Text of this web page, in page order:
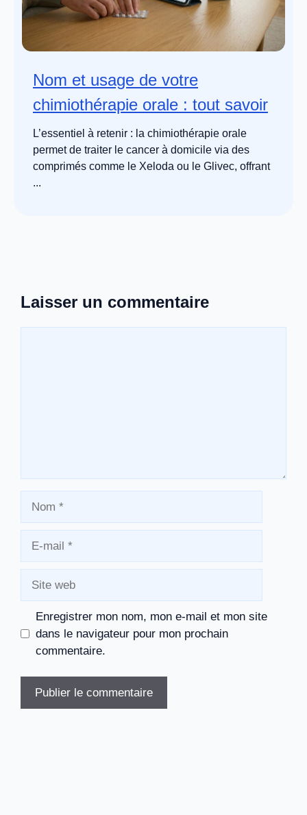
Nom et usage de votre
chimiothérapie orale : tout savoir
L’essentiel à retenir : la chimiothérapie orale
permet de traiter le cancer à domicile via des
comprimés comme le Xeloda ou le Glivec, offrant
...
Laisser un commentaire
Enregistrer mon nom, mon e-mail et mon site
dans le navigateur pour mon prochain
commentaire.